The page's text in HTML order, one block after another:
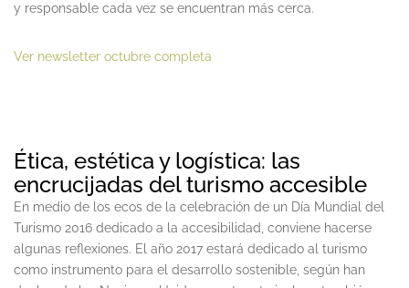
y responsable cada vez se encuentran más cerca.
Ver newsletter octubre completa
Ética, estética y logística: las
encrucijadas del turismo accesible
En medio de los ecos de la celebración de un Día Mundial del
Turismo 2016 dedicado a la accesibilidad, conviene hacerse
algunas reflexiones. El año 2017 estará dedicado al turismo
como instrumento para el desarrollo sostenible, según han